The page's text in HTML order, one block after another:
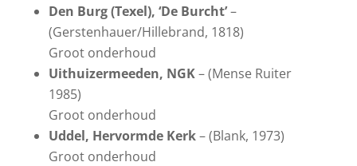
Den Burg (Texel), ‘De Burcht’–
(Gerstenhauer/Hillebrand, 1818)
Groot onderhoud
Uithuizermeeden, NGK– (Mense Ruiter
1985)
Groot onderhoud
Uddel, Hervormde Kerk– (Blank, 1973)
Groot onderhoud